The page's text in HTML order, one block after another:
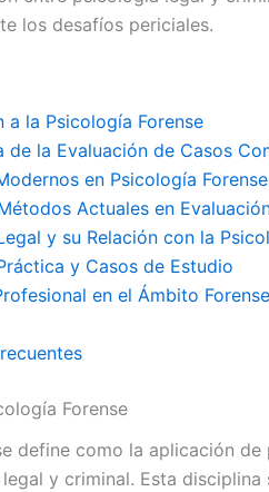
los desafíos periciales.
a la Psicología Forense
de la Evaluación de Casos
en Psicología Forense
Actuales en
y su Relación con la
y Casos de Estudio
en el Ámbito
Forense
define como la aplicación
y criminal. Esta disciplina